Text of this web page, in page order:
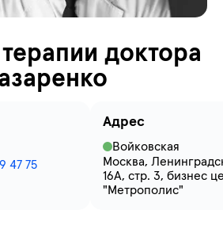
доктора
47 75
Адрес
Войковская
Москва,
16А, стр. 3, бизнес
"Метрополис"